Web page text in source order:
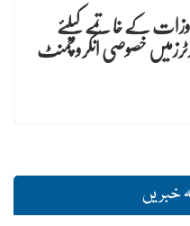
کے خاتمے کیلئے
خصوصی انکروچمنٹ
خبریں